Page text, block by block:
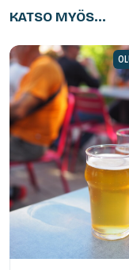
KATSO MYÖS...